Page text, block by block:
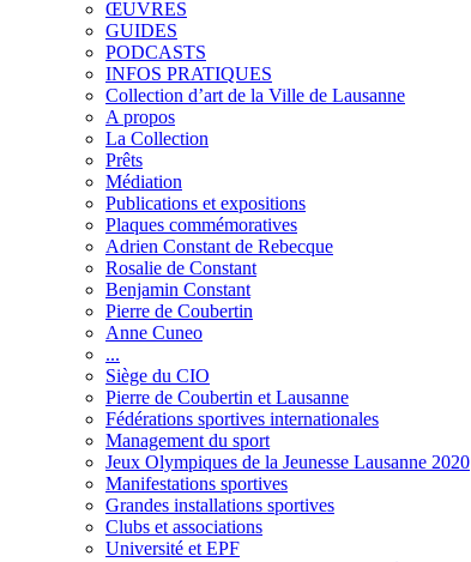
ŒUVRES
GUIDES
PODCASTS
INFOS PRATIQUES
Collection d’art de la Ville de Lausanne
A propos
La Collection
Prêts
Médiation
Publications et expositions
Plaques commémoratives
Adrien Constant de Rebecque
Rosalie de Constant
Benjamin Constant
Pierre de Coubertin
Anne Cuneo
...
Siège du CIO
Pierre de Coubertin et Lausanne
Fédérations sportives internationales
Management du sport
Jeux Olympiques de la Jeunesse Lausanne 2020
Manifestations sportives
Grandes installations sportives
Clubs et associations
Université et EPF